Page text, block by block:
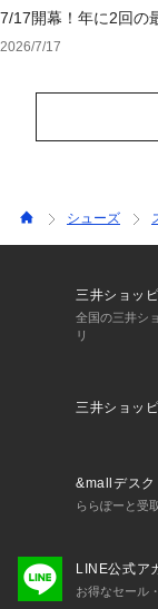
7/17開幕！年に2回の
2026/7/17
シューズ
三井ショッ
全国の三井シ
リ
三井ショッ
&mallデスク
ららぽーと受
LINE公式ア
お得なセール